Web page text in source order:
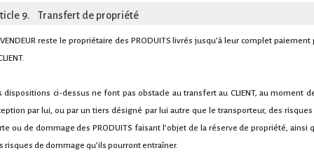
9. Transfert de propriété
reste le propriétaire des PRODUITS livrés jusqu’à leur complet paiement
dispositions ci-dessus ne font pas obstacle au transfert au CLIENT, au moment
par lui, ou par un tiers désigné par lui autre que le transporteur, des
ou de dommage des PRODUITS faisant l’objet de la réserve de propriété, ainsi
risques de dommage qu’ils pourront entraîner.